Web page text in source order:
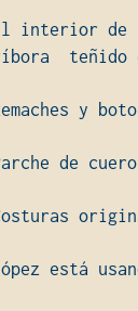
interior de
teñido
y
de
está